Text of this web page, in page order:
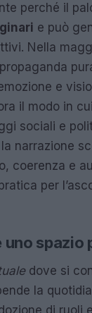
perché il
e può
Nella
e
il modo in
sociali e
narrazione
coerenza e
per
uno spazio
dove si
la
di ruoli